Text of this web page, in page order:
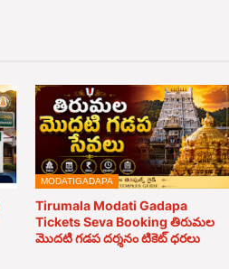
MODATIGADAPA
Tirumala Modati Gadapa
Tickets Seva Booking తిరుమల
మొదటి గడప దర్శనం టికెట్ ధరలు